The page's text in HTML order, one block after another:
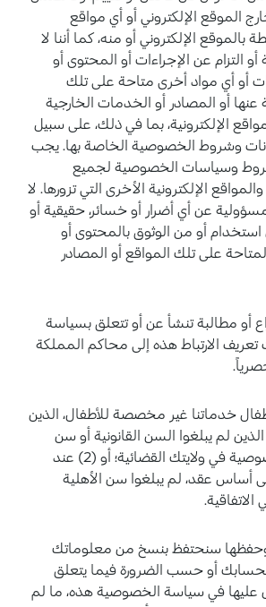
الإلكتروني أو أي مواقع
بالموقع الإلكتروني أو منه، كما أننا لا
عن الإجراءات أو المحتوى أو
أو أي مواد أخرى متاحة على تلك
أو المصادر أو الخدمات الخارجية
الإلكترونية، بما في ذلك، على سبيل
وشروط الخصوصية الخاصة بها. يجب
وسياسات الخصوصية لجميع
الإلكترونية الأخرى التي تزورها. لا
عن أي أضرار أو خسائر، حقيقية أو
أو من الوثوق بالمحتوى أو
على تلك المواقع أو المصادر
أو مطالبة تنشأ عن أو تتعلق بسياسة
الارتباط هذه إلى محاكم المملكة
خدماتنا غير مخصصة للأطفال، الذين
الذين لم يبلغوا السن القانونية أو سن
الموافقة على الخصوصية في ولايتك القضائية؛ أو (2) عند
أساس عقد، لم يبلغوا سن الأهلية
سنحتفظ بنسخ من معلوماتك
أو حسب الضرورة فيما يتعلق
في سياسة الخصوصية هذه، ما لم